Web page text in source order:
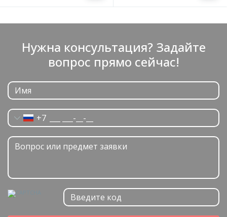
Нужна консультация? Задайте
вопрос прямо сейчас!
+7